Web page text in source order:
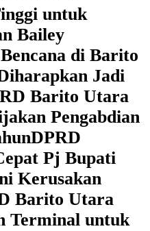
untuk
Bailey
di Barito
Jadi
Barito Utara
Pengabdian
DPRD
Pj Bupati
Kerusakan
Barito Utara
Terminal untuk